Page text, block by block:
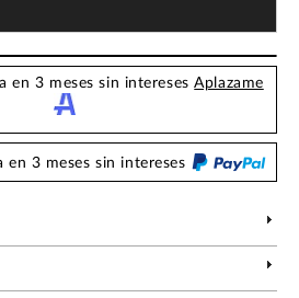
en 3 meses sin interesesAplazame
en 3 meses sin intereses